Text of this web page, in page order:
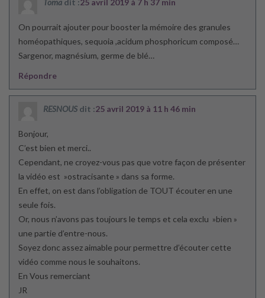
Toma dit :25 avril 2019 à 7 h 37 min
On pourrait ajouter pour booster la mémoire des granules
homéopathiques, sequoia ,acidum phosphoricum composé…
Sargenor, magnésium, germe de blé…
Répondre
RESNOUS dit :25 avril 2019 à 11 h 46 min
Bonjour,
C’est bien et merci..
Cependant, ne croyez-vous pas que votre façon de présenter
la vidéo est »ostracisante » dans sa forme.
En effet, on est dans l’obligation de TOUT écouter en une
seule fois.
Or, nous n’avons pas toujours le temps et cela exclu »bien »
une partie d’entre-nous.
Soyez donc assez aimable pour permettre d’écouter cette
vidéo comme nous le souhaitons.
En Vous remerciant
JR